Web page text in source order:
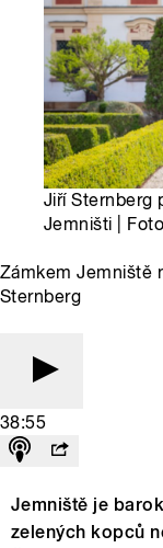
Jiří Sternberg
Jemništi |
Zámkem Jemniště
Sternberg
38:55
Jemniště je
zelených kopců